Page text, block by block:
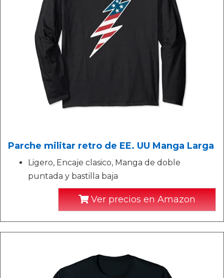
Parche militar retro de EE. UU Manga Larga
Ligero, Encaje clasico, Manga de doble
puntada y bastilla baja
Ver precios en Amazon